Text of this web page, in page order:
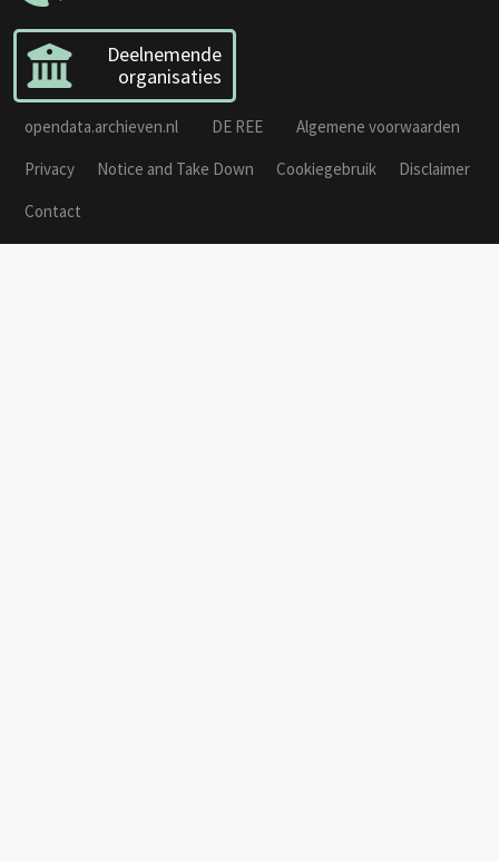
Deelnemende
organisaties
opendata.archieven.nl DE REE
Algemene voorwaarden
Privacy
Notice and Take Down Cookiegebruik
Disclaimer
Contact